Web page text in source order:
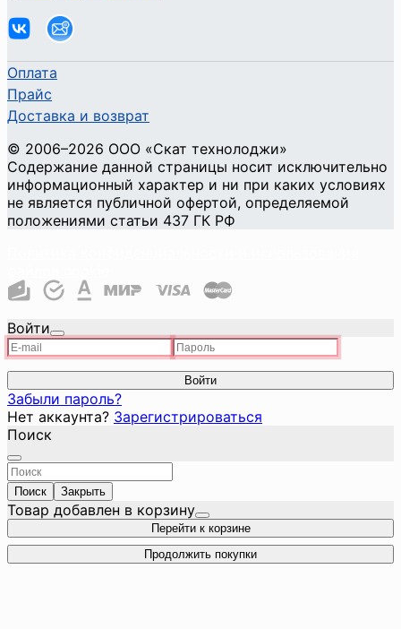
Оплата
Прайс
Доставка и возврат
© 2006–2026 ООО «Скат технолоджи»
Содержание данной страницы носит исключительно
информационный характер и ни при каких условиях
не является публичной офертой, определяемой
положениями статьи 437 ГК РФ
Войти
Войти
Забыли пароль?
Нет аккаунта? Зарегистрироваться
Поиск
Поиск Закрыть
Товар добавлен в корзину
Перейти к корзине
Продолжить покупки